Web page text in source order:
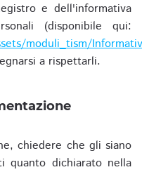
e dell'informativa
(disponibile qui:
moduli_tism/
a rispettarli.
chiedere che gli siano
quanto dichiarato nella